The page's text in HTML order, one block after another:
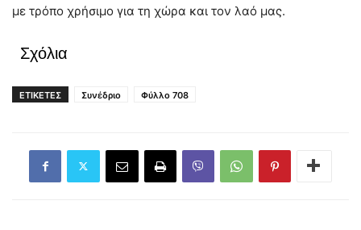
με τρόπο χρήσιμο για τη χώρα και τον λαό μας.
Σχόλια
ΕΤΙΚΕΤΕΣ Συνέδριο Φύλλο 708